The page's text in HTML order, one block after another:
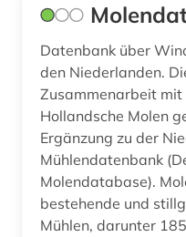
Datenbank über
den Niederlanden.
Zusammenarbeit mit
Hollandsche Molen
Ergänzung zu der
Mühlendatenbank
Molendatabase).
bestehende und
Mühlen, darunter